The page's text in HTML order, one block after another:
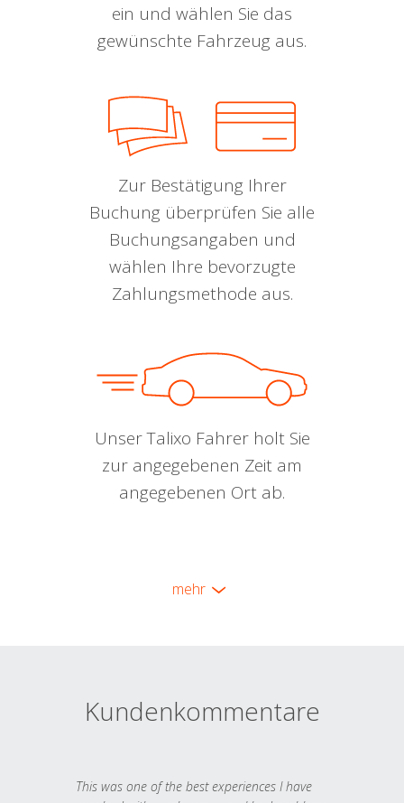
ein und wählen Sie das
gewünschte Fahrzeug aus.
Zur Bestätigung Ihrer
Buchung überprüfen Sie alle
Buchungsangaben und
wählen Ihre bevorzugte
Zahlungsmethode aus.
Unser Talixo Fahrer holt Sie
zur angegebenen Zeit am
angegebenen Ort ab.
mehr
Kundenkommentare
This was one of the best experiences I have